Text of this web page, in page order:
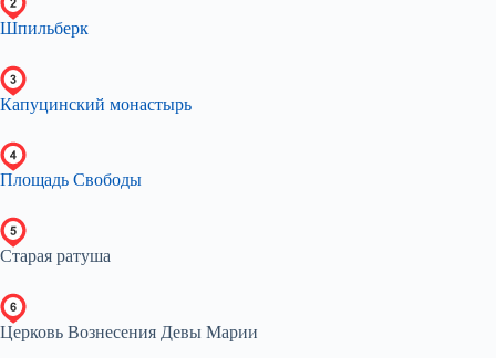
Шпильберк
Капуцинский монастырь
Площадь Свободы
Старая ратуша
Церковь Вознесения Девы Марии